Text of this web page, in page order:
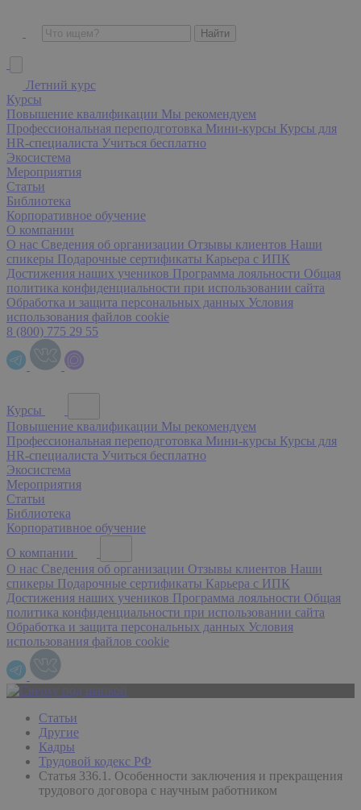
Летний курс
Курсы
Повышение квалификации Мы рекомендуем
Профессиональная переподготовка Мини-курсы Курсы для
HR-специалиста Учиться бесплатно
Экосистема
Мероприятия
Статьи
Библиотека
Корпоративное обучение
О компании
О нас Сведения об организации Отзывы клиентов Наши
спикеры Подарочные сертификаты Карьера с ИПК
Достижения наших учеников Программа лояльности Общая
политика конфиденциальности при использовании сайта
Обработка и защита персональных данных Условия
использования файлов cookie
8 (800) 775 29 55
Курсы
Повышение квалификации Мы рекомендуем
Профессиональная переподготовка Мини-курсы Курсы для
HR-специалиста Учиться бесплатно
Экосистема
Мероприятия
Статьи
Библиотека
Корпоративное обучение
О компании
О нас Сведения об организации Отзывы клиентов Наши
спикеры Подарочные сертификаты Карьера с ИПК
Достижения наших учеников Программа лояльности Общая
политика конфиденциальности при использовании сайта
Обработка и защита персональных данных Условия
использования файлов cookie
Статьи
Другие
Кадры
Трудовой кодекс РФ
Статья 336.1. Особенности заключения и прекращения
трудового договора с научным работником